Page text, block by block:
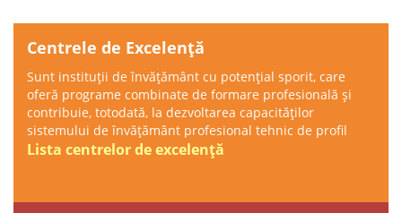
Centrele de Excelență
Sunt instituții de învățământ cu potenţial sporit, care
oferă programe combinate de formare profesională și
contribuie, totodată, la dezvoltarea capacităţilor
sistemului de învăţământ profesional tehnic de profil
Lista centrelor de excelență